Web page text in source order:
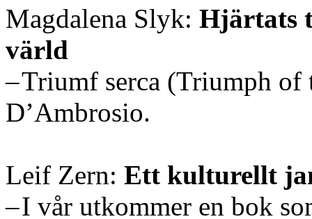
Magdalena Slyk: Hjärtats
värld
– Triumf serca (Triumph
D’Ambrosio.
Leif Zern: Ett kulturellt
– I vår utkommer en bok